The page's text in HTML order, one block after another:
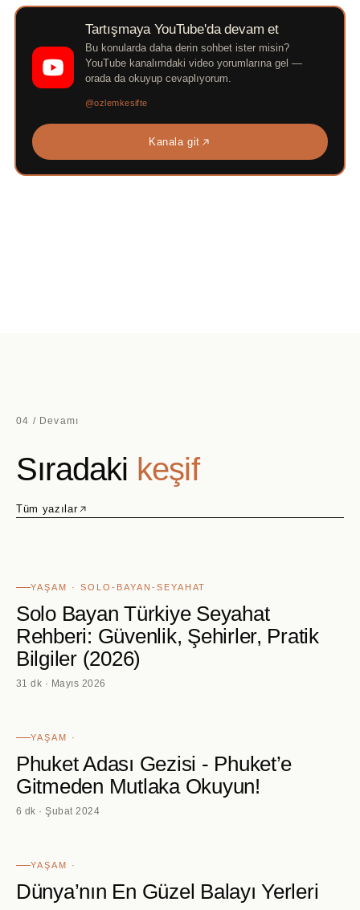
Tartışmaya YouTube'da devam et
Bu konularda daha derin sohbet ister misin?
YouTube kanalımdaki video yorumlarına gel —
orada da okuyup cevaplıyorum.
@ozlemkesifte
Kanala git
04 / Devamı
Sıradaki keşif
Tüm yazılar
YAŞAM · SOLO-BAYAN-SEYAHAT
Solo Bayan Türkiye Seyahat
Rehberi: Güvenlik, Şehirler, Pratik
Bilgiler (2026)
31 dk · Mayıs 2026
YAŞAM ·
Phuket Adası Gezisi - Phuket’e
Gitmeden Mutlaka Okuyun!
6 dk · Şubat 2024
YAŞAM ·
Dünya’nın En Güzel Balayı Yerleri